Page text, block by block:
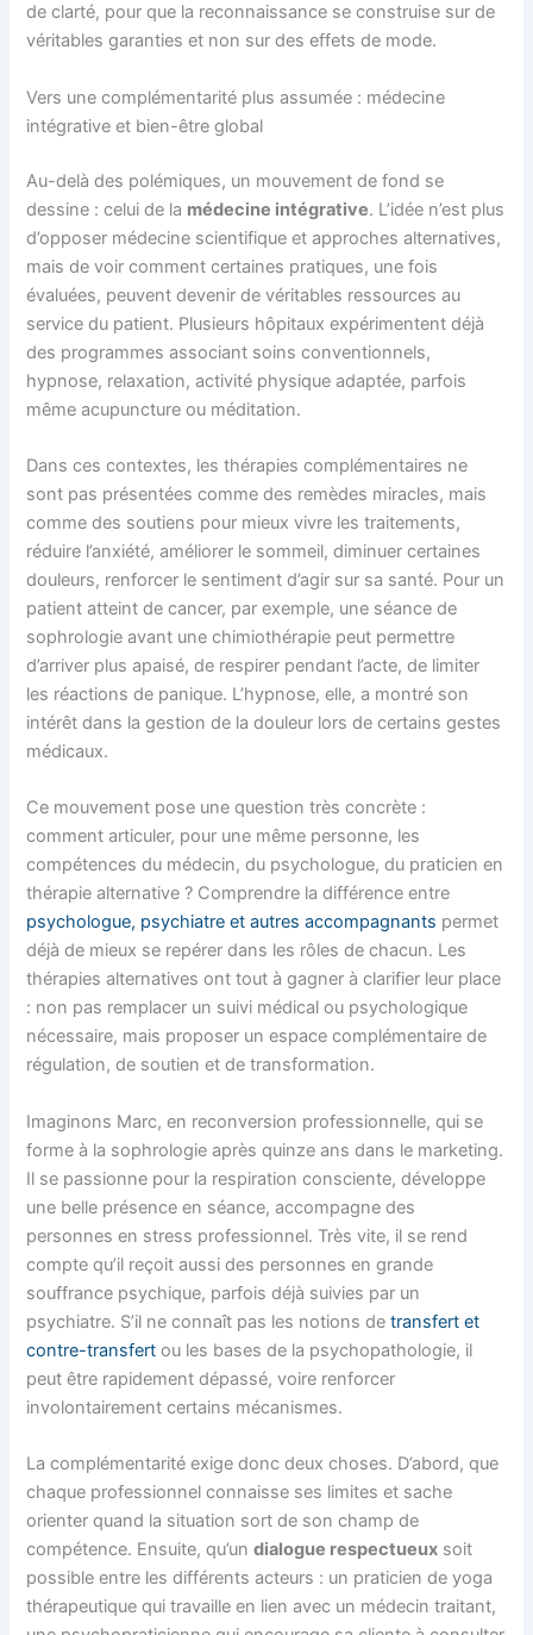
de clarté, pour que la reconnaissance se construise sur de
véritables garanties et non sur des effets de mode.
Vers une complémentarité plus assumée : médecine
intégrative et bien-être global
Au-delà des polémiques, un mouvement de fond se
dessine : celui de la médecine intégrative. L’idée n’est plus
d’opposer médecine scientifique et approches alternatives,
mais de voir comment certaines pratiques, une fois
évaluées, peuvent devenir de véritables ressources au
service du patient. Plusieurs hôpitaux expérimentent déjà
des programmes associant soins conventionnels,
hypnose, relaxation, activité physique adaptée, parfois
même acupuncture ou méditation.
Dans ces contextes, les thérapies complémentaires ne
sont pas présentées comme des remèdes miracles, mais
comme des soutiens pour mieux vivre les traitements,
réduire l’anxiété, améliorer le sommeil, diminuer certaines
douleurs, renforcer le sentiment d’agir sur sa santé. Pour un
patient atteint de cancer, par exemple, une séance de
sophrologie avant une chimiothérapie peut permettre
d’arriver plus apaisé, de respirer pendant l’acte, de limiter
les réactions de panique. L’hypnose, elle, a montré son
intérêt dans la gestion de la douleur lors de certains gestes
médicaux.
Ce mouvement pose une question très concrète :
comment articuler, pour une même personne, les
compétences du médecin, du psychologue, du praticien en
thérapie alternative ? Comprendre la différence entre
psychologue, psychiatre et autres accompagnants permet
déjà de mieux se repérer dans les rôles de chacun. Les
thérapies alternatives ont tout à gagner à clarifier leur place
: non pas remplacer un suivi médical ou psychologique
nécessaire, mais proposer un espace complémentaire de
régulation, de soutien et de transformation.
Imaginons Marc, en reconversion professionnelle, qui se
forme à la sophrologie après quinze ans dans le marketing.
Il se passionne pour la respiration consciente, développe
une belle présence en séance, accompagne des
personnes en stress professionnel. Très vite, il se rend
compte qu’il reçoit aussi des personnes en grande
souffrance psychique, parfois déjà suivies par un
psychiatre. S’il ne connaît pas les notions detransfert et
contre-transfert ou les bases de la psychopathologie, il
peut être rapidement dépassé, voire renforcer
involontairement certains mécanismes.
La complémentarité exige donc deux choses. D’abord, que
chaque professionnel connaisse ses limites et sache
orienter quand la situation sort de son champ de
compétence. Ensuite, qu’undialogue respectueux soit
possible entre les différents acteurs : un praticien de yoga
thérapeutique qui travaille en lien avec un médecin traitant,